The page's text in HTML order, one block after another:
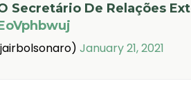
Secretário De Relações
January 21, 2021